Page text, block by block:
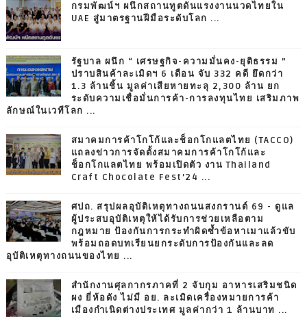
กรมพัฒน์ฯ ผนึกสถานทูตดันแรงงานนวดไทยใน
UAE สู่มาตรฐานฝีมือระดับโลก ...
รัฐบาล ผนึก “ เศรษฐกิจ-ความมั่นคง-ยุติธรรม ”
ปราบสินค้าละเมิดฯ 6 เดือน จับ 332 คดี ยึดกว่า
1.3 ล้านชิ้น มูลค่าเสียหายทะลุ 2,300 ล้าน ยก
ระดับความเชื่อมั่นการค้า-การลงทุนไทย เสริมภาพ
ลักษณ์ในเวทีโลก ...
สมาคมการค้าโกโก้และช็อกโกแลตไทย (TACCO)
แถลงข่าวการจัดตั้งสมาคมการค้าโกโก้และ
ช็อกโกแลตไทย พร้อมเปิดตัว งาน Thailand
Craft Chocolate Fest’24 ...
ศปถ. สรุปผลอุบัติเหตุทางถนนสงกรานต์ 69 - ดูแล
ผู้ประสบอุบัติเหตุให้ได้รับการช่วยเหลือตาม
กฎหมาย ป้องกันการกระทำผิดซ้ำข้อหาเมาแล้วขับ
พร้อมถอดบทเรียนยกระดับการป้องกันและลด
อุบัติเหตุทางถนนของไทย ...
สำนักงานศุลกากรภาคที่ 2 จับกุม อาหารเสริมชนิด
ผง ยี่ห้อดัง ไม่มี อย. ละเมิดเครื่องหมายการค้า
เมืองกำเนิดต่างประเทศ มูลค่ากว่า 1 ล้านบาท ...